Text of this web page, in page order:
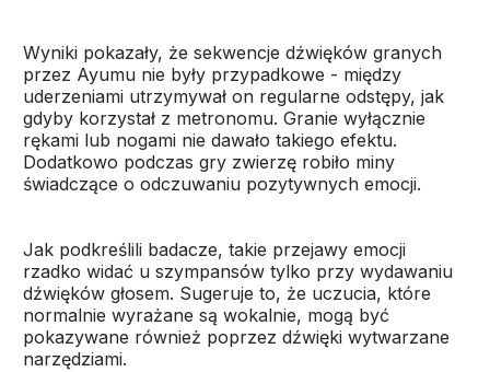
Wyniki pokazały, że sekwencje dźwięków granych
przez Ayumu nie były przypadkowe - między
uderzeniami utrzymywał on regularne odstępy, jak
gdyby korzystał z metronomu. Granie wyłącznie
rękami lub nogami nie dawało takiego efektu.
Dodatkowo podczas gry zwierzę robiło miny
świadczące o odczuwaniu pozytywnych emocji.
Jak podkreślili badacze, takie przejawy emocji
rzadko widać u szympansów tylko przy wydawaniu
dźwięków głosem. Sugeruje to, że uczucia, które
normalnie wyrażane są wokalnie, mogą być
pokazywane również poprzez dźwięki wytwarzane
narzędziami.